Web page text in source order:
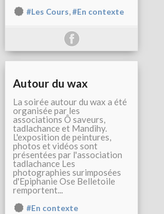
#Les Cours,#En contexte
Autour du wax
La soirée autour du wax a été
organisée par les
associations Ô saveurs,
tadlachance et Mandihy.
L'exposition de peintures,
photos et vidéos sont
présentées par l'association
tadlachance Les
photographies surimposées
d'Epiphanie Ose Belletoile
remportent...
#En contexte